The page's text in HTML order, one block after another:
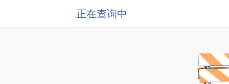
正在查询中